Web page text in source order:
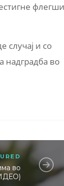
случај и со
надградба во
во